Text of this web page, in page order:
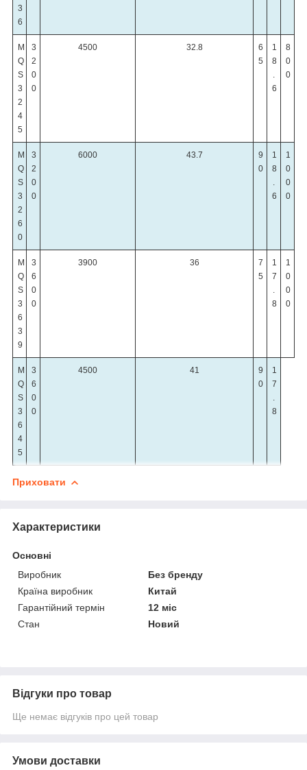
3
6
M
Q
S
3
2
4
5
3
2
0
0
4500 32.8
6
5
1
8
6
8
0
0
M
Q
S
3
2
6
0
3
2
0
0
6000 43.7
9
0
1
8
6
1
0
0
0
M
Q
S
3
6
3
9
3
6
0
0
3900 36
7
5
1
7
8
1
0
0
0
M
Q
S
3
6
4
5
3
6
0
0
4500 41
9
0
1
7
8
Приховати
Характеристики
Основні
Виробник
Без бренду
Країна виробник
Китай
Гарантійний термін
12 міс
Стан
Новий
Відгуки про товар
Ще немає відгуків про цей товар
Умови доставки